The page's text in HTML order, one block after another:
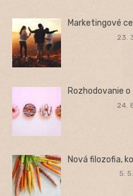
Marketingové
23.
Rozhodovanie
24.
Nová filozofia,
5.